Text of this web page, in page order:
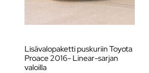
Lisävalopaketti puskuriin Toyota
Proace 2016- Linear-sarjan
valoilla